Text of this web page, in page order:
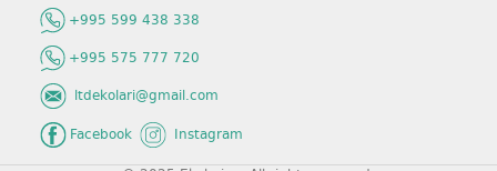
+995 599 438 338
+995 575 777 720
ltdekolari@gmail.com
Facebook
Instagram